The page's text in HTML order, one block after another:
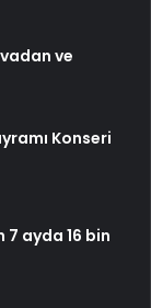
ve
Konseri
7 ayda 16 bin